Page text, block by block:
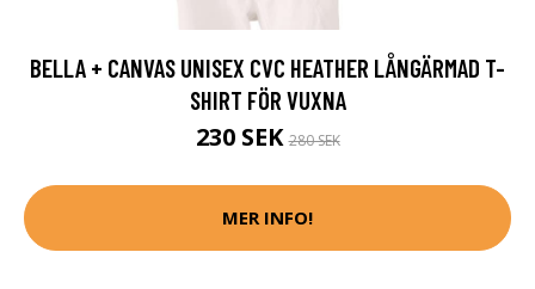
BELLA + CANVAS UNISEX CVC HEATHER LÅNGÄRMAD T-
SHIRT FÖR VUXNA
230 SEK280 SEK
MER INFO!